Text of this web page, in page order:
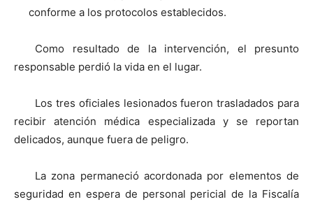
conforme a los protocolos establecidos.
Como resultado de la intervención, el presunto
responsable perdió la vida en el lugar.
Los tres oficiales lesionados fueron trasladados para
recibir atención médica especializada y se reportan
delicados, aunque fuera de peligro.
La zona permaneció acordonada por elementos de
seguridad en espera de personal pericial de la Fiscalía